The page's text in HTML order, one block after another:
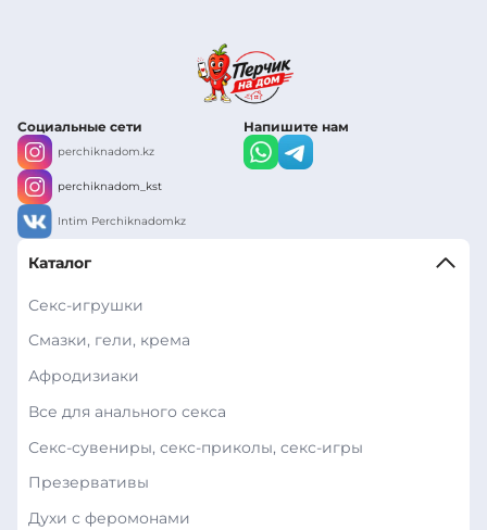
Социальные сети
perchiknadom.kz
perchiknadom_kst
Intim Perchiknadomkz
Напишите нам
Каталог
Секс-игрушки
Смазки, гели, крема
Афродизиаки
Все для анального секса
Секс-сувениры, секс-приколы, секс-игры
Презервативы
Духи с феромонами